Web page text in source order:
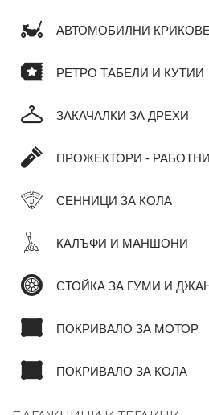
АВТОМОБИЛНИ КРИКОВЕ
РЕТРО ТАБЕЛИ И КУТИИ
ЗАКАЧАЛКИ ЗА ДРЕХИ
ПРОЖЕКТОРИ -
СЕННИЦИ ЗА КОЛА
КАЛЪФИ И МАНШОНИ
СТОЙКА ЗА ГУМИ И
ПОКРИВАЛО ЗА МОТОР
ПОКРИВАЛО ЗА КОЛА